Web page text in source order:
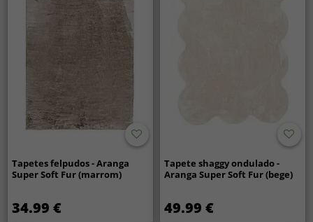
Tapetes felpudos - Aranga
Super Soft Fur (marrom)
34.99 €
Tapete shaggy ondulado -
Aranga Super Soft Fur (bege)
49.99 €